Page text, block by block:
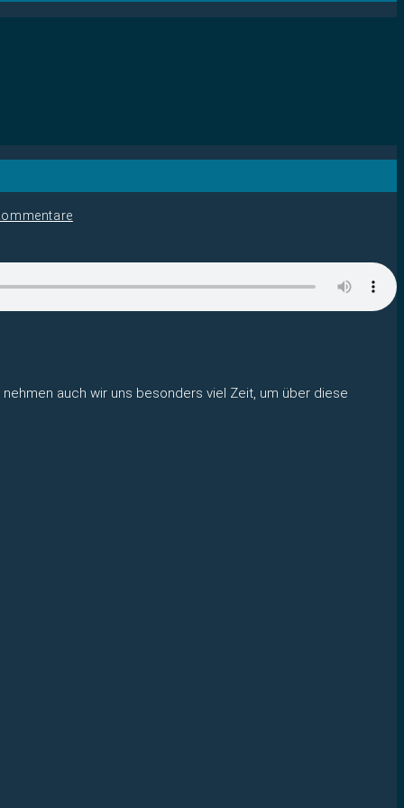
auch wir uns besonders viel Zeit, um über diese